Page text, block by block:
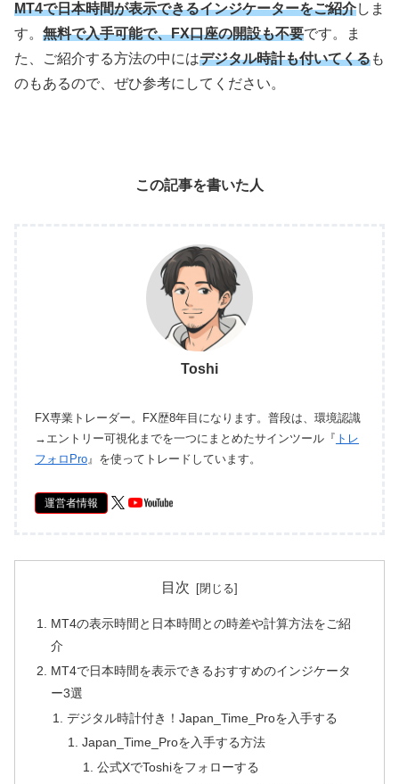
MT4で日本時間が表示できるインジケーターをご紹介しま
す。 無料で入手可能で、FX口座の開設も不要です。ま
た、ご紹介する方法の中にはデジタル時計も付いてくるも
のもあるので、ぜひ参考にしてください。
この記事を書いた人
Toshi
FX専業トレーダー。FX歴8年目になります。普段は、環境認識
→エントリー可視化までを一つにまとめたサインツール『 トレ
フォロPro 』を使ってトレードしています。
運営者情報
目次
MT4の表示時間と日本時間との時差や計算方法をご紹
介
MT4で日本時間を表示できるおすすめのインジケータ
ー3選
デジタル時計付き！Japan_Time_Proを入手する
Japan_Time_Proを入手する方法
公式XでToshiをフォローする